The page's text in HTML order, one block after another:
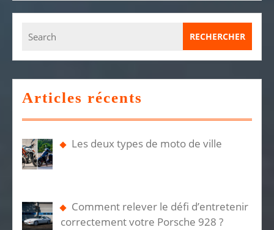
Choix
SUITE
for:
Articles récents
Les deux types de moto de ville
Comment relever le défi d’entretenir
correctement votre Porsche 928 ?